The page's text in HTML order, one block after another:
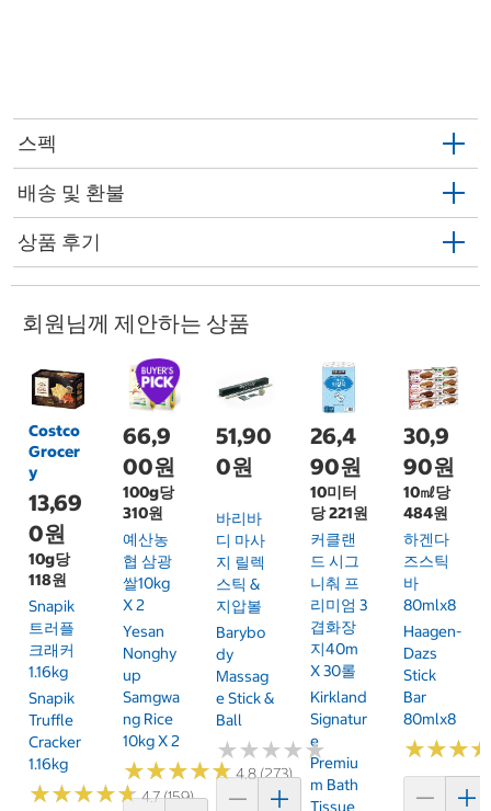
스펙
배송 및 환불
상품 후기
회원님께 제안하는 상품
Costco
Grocer
y
13,69
0원
10g당
118원
Snapik
트러플
크래커
1.16kg
Snapik
Truffle
Cracker
1.16kg
★★★★★
★★★★★4.7 (159)
66,9
00원
100g당
310원
예산농
협 삼광
쌀10kg
X 2
Yesan
Nonghy
Up
Samgwa
Ng Rice
10kg X 2
★★★★★
★★★★★4.8 (273)
51,90
0원
바리바
디 마사
지 릴렉
스틱 &
지압볼
Barybo
Dy
Massag
E Stick &
Ball
★★★★★
★★★★★
26,4
90원
10미터
당 221원
커클랜
드 시그
니춰 프
리미엄 3
겹화장
지40m
X 30롤
Kirkland
Signatur
E
Premiu
M Bath
Tissue
30,9
90원
10㎖당
484원
하겐다
즈스틱
바
80mlx8
Haagen-
Dazs
Stick
Bar
80mlx8
★★★
★★★